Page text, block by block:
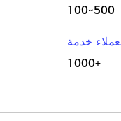
100~500
خدمة
1000+